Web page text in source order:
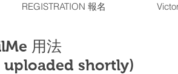
REGISTRATION 報名
用法
uploaded shortly)